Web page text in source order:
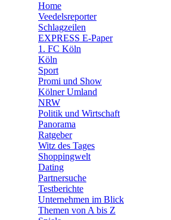
Home
Veedelsreporter
Schlagzeilen
EXPRESS E-Paper
1. FC Köln
Köln
Sport
Promi und Show
Kölner Umland
NRW
Politik und Wirtschaft
Panorama
Ratgeber
Witz des Tages
Shoppingwelt
Dating
Partnersuche
Testberichte
Unternehmen im Blick
Themen von A bis Z